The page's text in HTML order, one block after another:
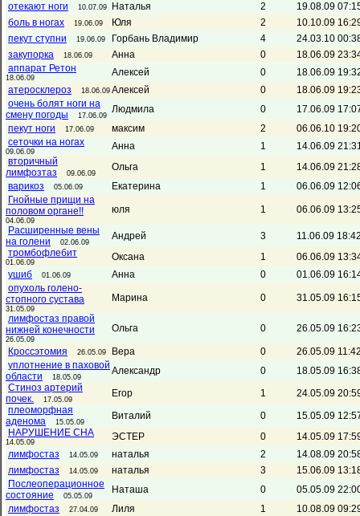
отекают ноги 10.07.09 Наталья 2
19.08.09
боль в ногах
19.06.09 Юля 2
10.10.09
пекут ступни
19.06.09 Горбань Владимир 4
24.03.10
закупорка
18.06.09 Анна 0
18.06.09
аппарат Ретон
18.06.09 Алексей 0
18.06.09
атеросклероз
18.06.09 Алексей 0
18.06.09
очень болят ноги на
смену погоды
17.06.09
Людмила 0
17.06.09
пекут ноги
17.06.09 максим 2
06.06.10
сеточки на ногах
09.06.09 Анна 1
14.06.09
вторичный
лимфозтаз
09.06.09
Ольга 1
14.06.09
варикоз
05.06.09 Екатерина 1
06.06.09
Гнойные прищи на
половом органе!!
04.06.09
юля 1
06.06.09
Расширенные вены
на голени
02.06.09
Андрей 3
11.06.09
тромбофлебит
01.06.09 Оксана 1
06.06.09
ушиб
01.06.09 Анна 0
01.06.09
опухоль голено-
стопного сустава
31.05.09
Марина 0
31.05.09
лимфостаз правой
нижней конечности
26.05.09
Ольга 0 26.05.09
Кроссэтомия 26.05.09 Вера 0
26.05.09
уплотнение в паховой
области
18.05.09
Александр 0
18.05.09
Стиноз артерий
почек.
17.05.09
Егор 1
24.05.09
плеоморфная
аденома
15.05.09
Виталий 0
15.05.09
НАРУШЕНИЕ СНА
14.05.09 ЭСТЕР 0
14.05.09
лимфостаз
14.05.09 наталья 2
14.08.09
лимфостаз
14.05.09 наталья 3
15.06.09
Послеоперационное
состояние
05.05.09
Наташа 0
05.05.09
лимфостаз
27.04.09 Лиля 1
10.08.09